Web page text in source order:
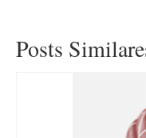
Posts